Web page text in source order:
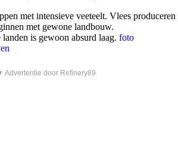
met intensieve veeteelt. Vlees produceren
met gewone landbouw.
is gewoon absurd laag. foto
Advertentie door Refinery89